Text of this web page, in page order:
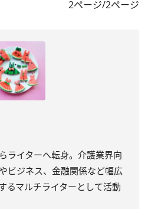
2ページ/2ページ
ライターへ転身。介護業界向
ビジネス、金融関係など幅広
るマルチライターとして活動